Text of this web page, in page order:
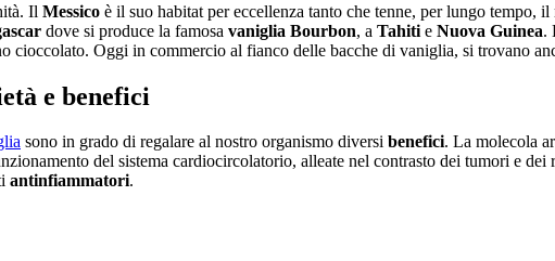
Il Messico è il suo habitat per eccellenza tanto che tenne, per lungo tempo,
dove si produce la famosa vaniglia Bourbon, a Tahiti e Nuova Guinea.
cioccolato. Oggi in commercio al fianco delle bacche di vaniglia, si trovano
e benefici
sono in grado di regalare al nostro organismo diversi benefici. La molecola
del sistema cardiocircolatorio, alleate nel contrasto dei tumori e
antinfiammatori.